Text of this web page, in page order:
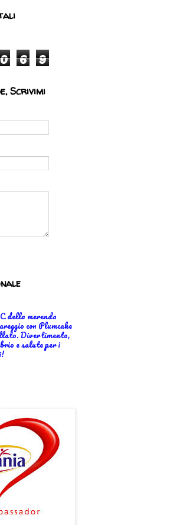
0 6 9
Scrivimi
della merenda
con Plumcake
Divertimento,
e salute per i